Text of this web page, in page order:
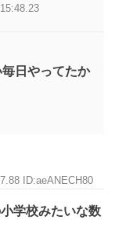
日やってたか
ID:aeANECH80
学校みたいな数